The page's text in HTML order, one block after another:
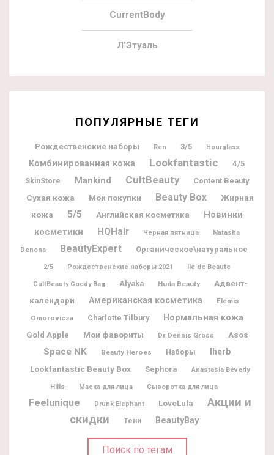
CurrentBody
Л’Этуаль
ПОПУЛЯРНЫЕ ТЕГИ
Рождественские наборы Ren 3/5 Hourglass
Комбинированная кожа Lookfantastic 4/5
SkinStore Mankind CultBeauty
Content Beauty
Сухая кожа
Мои покупки Beauty Box
Жирная
кожа
5/5 Английская косметика
Новинки
косметики
HQHair Черная пятница
Natasha
Denona
BeautyExpert Органическое\натуральное
2/5 Рождественские наборы 2021 Ile de Beaute
CultBeauty Goody Bag Alyaka Huda Beauty
Адвент-
календари
Американская косметика
Elemis
Omorovicza
Charlotte Tilbury Нормальная кожа
Gold Apple Мои фавориты Dr Dennis Gross Asos
Space NK Beauty Heroes Наборы
Iherb
Lookfantastic Beauty Box
Sephora Anastasia Beverly
Hills Маска для лица Сыворотка для лица
Feelunique Drunk Elephant LoveLula
Акции и
скидки
Тени BeautyBay
Поиск по тегам